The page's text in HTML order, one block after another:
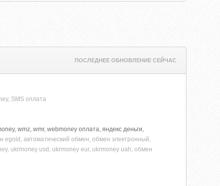
ПОСЛЕДНЕЕ ОБНОВЛЕНИЕ СЕЙЧАС
SMS оплата
wmz, wmr, webmoney оплата, яндекс деньги,
автоматический обмен, обмен электронный,
ukrmoney usd, ukrmoney eur, ukrmoney uah, обмен